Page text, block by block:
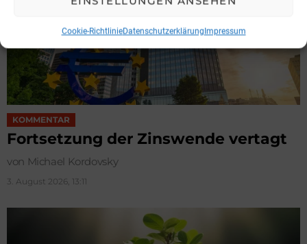
Cookie-RichtlinieDatenschutzerklärungImpressum
KOMMENTAR
Fortsetzung der Zinswende vertagt
von Michael Kordovsky
3. August 2026, 13:11